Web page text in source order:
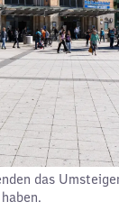
das